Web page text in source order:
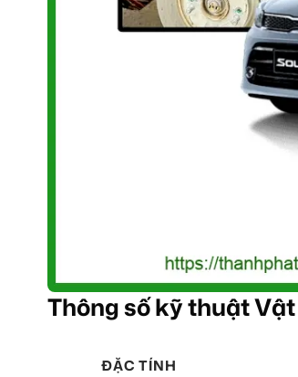
Thông số kỹ thuật
ĐẶC TÍNH